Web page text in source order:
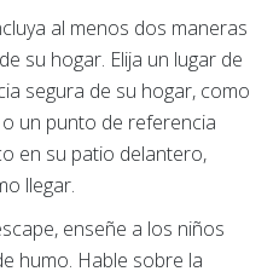
al menos dos maneras
su hogar. Elija un lugar de
segura de su hogar, como
un punto de referencia
en su patio delantero,
llegar.
enseñe a los niños
humo. Hable sobre la